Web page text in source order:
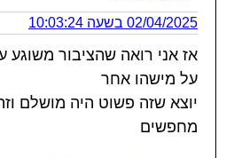
02/04/2025 בשעה 10:03:24
אז אני רואה שהציבור
על מישהו אחר
יוצא שזה פשוט היה מושלם
מחפשים